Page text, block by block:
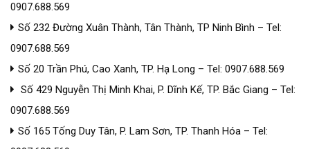
0907.688.569
Số 232 Đường Xuân Thành, Tân Thành, TP Ninh Bình – Tel:
0907.688.569
Số 20 Trần Phú, Cao Xanh, TP. Hạ Long – Tel: 0907.688.569
Số 429 Nguyễn Thị Minh Khai, P. Dĩnh Kế, TP. Bắc Giang – Tel:
0907.688.569
Số 165 Tống Duy Tân, P. Lam Sơn, TP. Thanh Hóa – Tel: